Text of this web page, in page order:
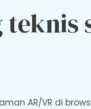
AR/VR di